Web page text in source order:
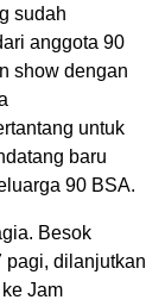
sudah
anggota 90
show dengan
untuk
baru
90 BSA.
Besok
pagi, dilanjutkan
Jam